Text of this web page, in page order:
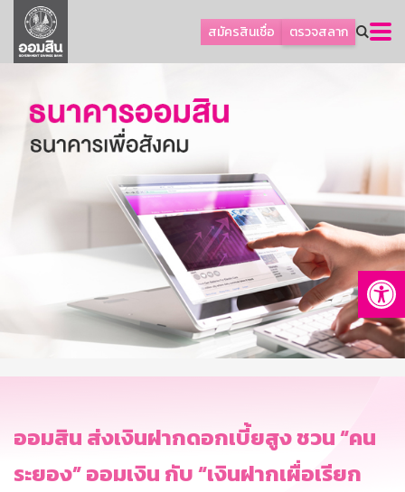
สมัครสินเชื่อ ตรวจสลาก
ลูกค้าธุรกิจ
ลูกค้าผู้ประกอบรายย่อย
ออมเพื่อสุข
เกี่ยวกับธนาคาร
การพัฒนาที่ยั่งยืน
บริการทางการเงิน
ติดต่อเรา
บริการออนไลน์
TH
EN
ออมสิน ส่งเงินฝากดอกเบี้ยสูง ชวน “คน
ระยอง” ออมเงิน กับ “เงินฝากเผื่อเรียก